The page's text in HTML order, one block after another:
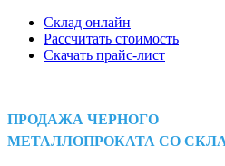
Склад онлайн
Рассчитать стоимость
Скачать прайс-лист
ПРОДАЖА ЧЕРНОГО
МЕТАЛЛОПРОКАТА СО